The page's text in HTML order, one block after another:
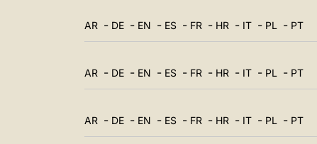
AR - DE - EN - ES - FR - HR - IT - PL - PT
AR - DE - EN - ES - FR - HR - IT - PL - PT
AR - DE - EN - ES - FR - HR - IT - PL - PT